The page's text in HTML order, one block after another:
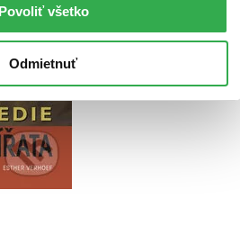
Povoliť všetko
Odmietnuť